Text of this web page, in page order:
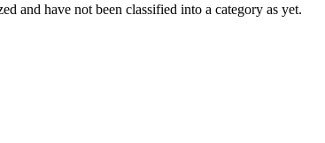
and have not been classified into a category as yet.